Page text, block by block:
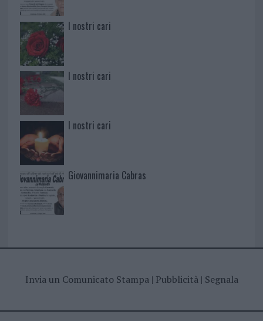
I nostri cari
I nostri cari
I nostri cari
Giovannimaria Cabras
Invia un Comunicato Stampa| Pubblicità| Segnala